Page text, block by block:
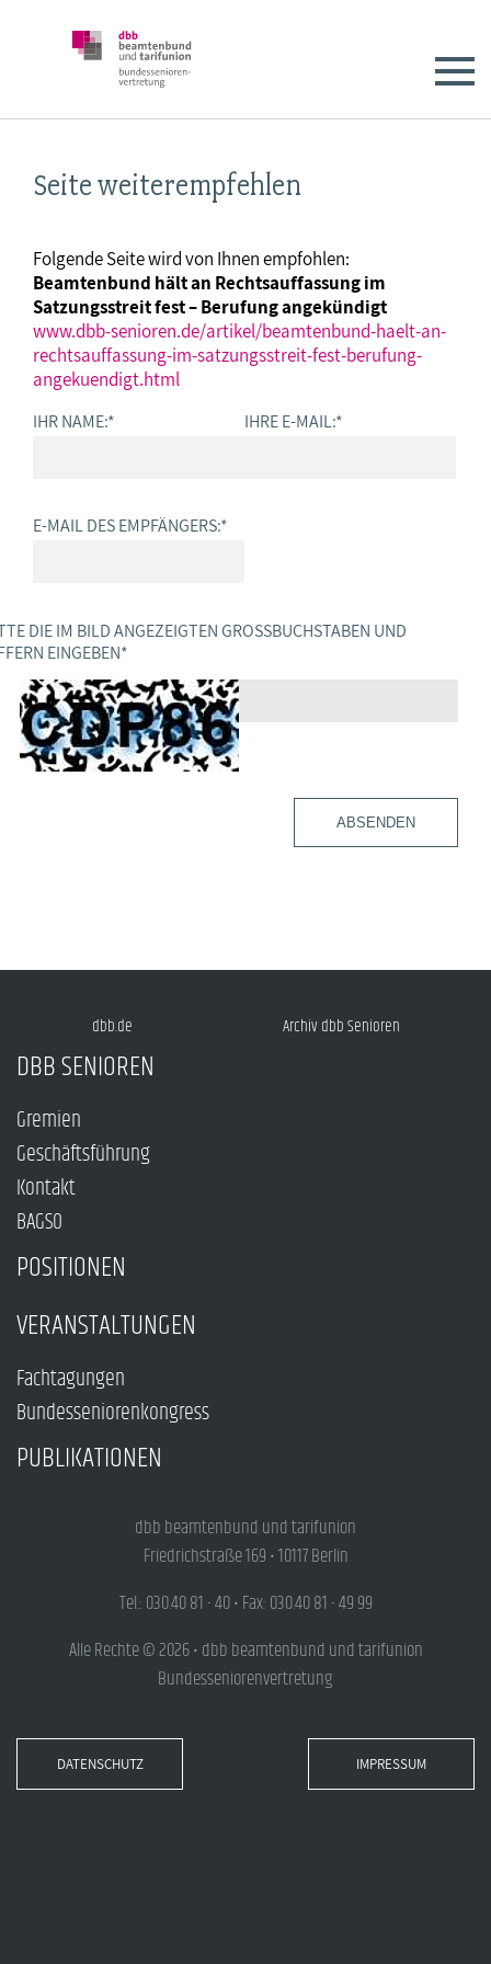
Seite weiterempfehlen
Folgende Seite wird von Ihnen empfohlen:
Beamtenbund hält an Rechtsauffassung im
Satzungsstreit fest – Berufung angekündigt
www.dbb-senioren.de/artikel/beamtenbund-haelt-an-
rechtsauffassung-im-satzungsstreit-fest-berufung-
angekuendigt.html
IHR NAME:* IHRE E-MAIL:*
E-MAIL DES EMPFÄNGERS:*
DIE IM BILD ANGEZEIGTEN GROSSBUCHSTABEN UND Z
EINGEBEN *
ABSENDEN
dbb.de Archiv dbb Senioren
DBB SENIOREN
Gremien
Geschäftsführung
Kontakt
BAGSO
POSITIONEN
VERANSTALTUNGEN
Fachtagungen
Bundesseniorenkongress
PUBLIKATIONEN
dbb beamtenbund und tarifunion
Friedrichstraße 169 • 10117 Berlin
Tel.: 030.40 81 - 40 • Fax: 030.40 81 - 49 99
Alle Rechte © 2026 • dbb beamtenbund und tarifunion
Bundesseniorenvertretung
DATENSCHUTZ IMPRESSUM